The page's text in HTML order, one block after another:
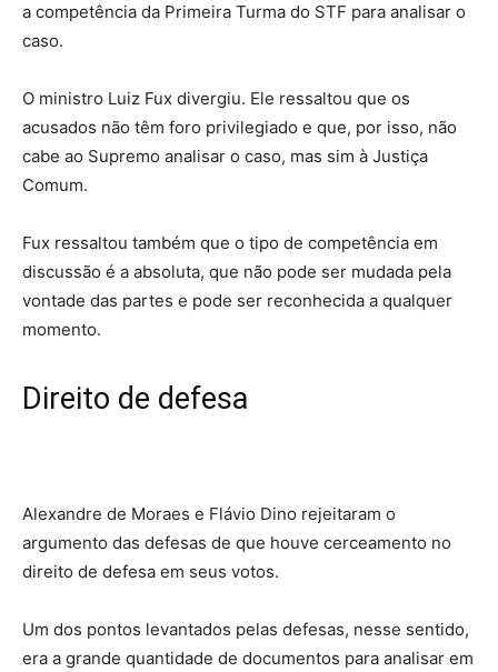
a competência da Primeira Turma do STF para analisar o
caso.
O ministro Luiz Fux divergiu. Ele ressaltou que os
acusados não têm foro privilegiado e que, por isso, não
cabe ao Supremo analisar o caso, mas sim à Justiça
Comum.
Fux ressaltou também que o tipo de competência em
discussão é a absoluta, que não pode ser mudada pela
vontade das partes e pode ser reconhecida a qualquer
momento.
Direito de defesa
Alexandre de Moraes e Flávio Dino rejeitaram o
argumento das defesas de que houve cerceamento no
direito de defesa em seus votos.
Um dos pontos levantados pelas defesas, nesse sentido,
era a grande quantidade de documentos para analisar em